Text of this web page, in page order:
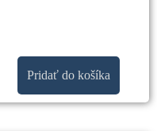
Pridať do košíka